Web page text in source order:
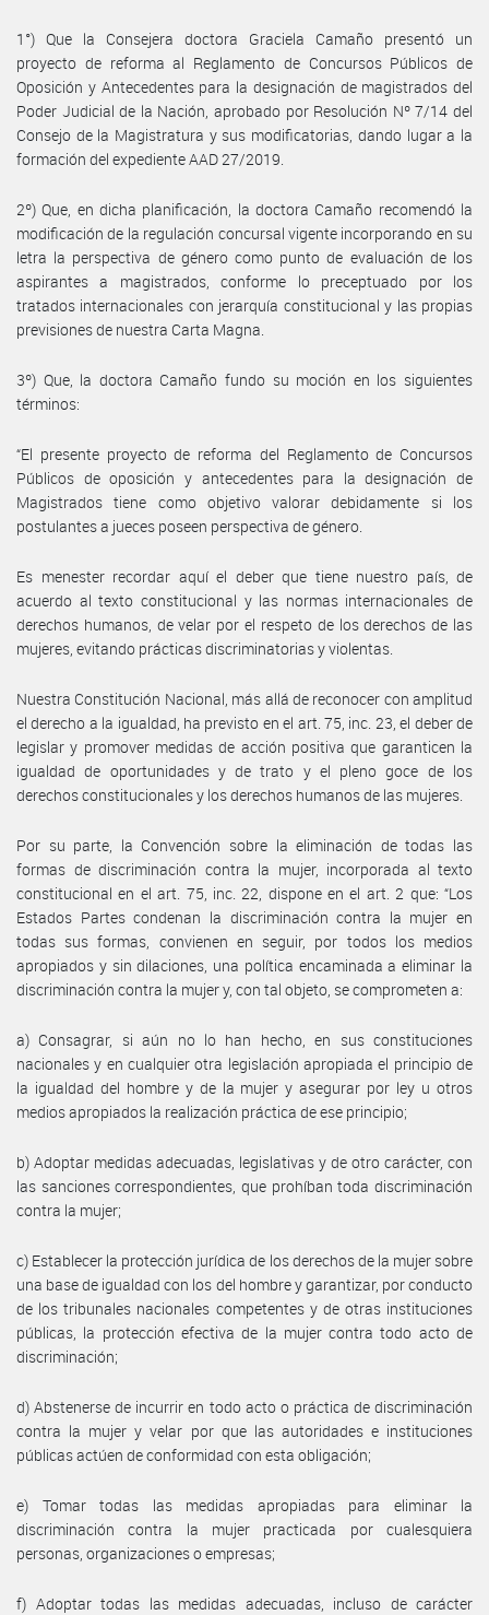
1°) Que la Consejera doctora Graciela Camaño presentó un
proyecto de reforma al Reglamento de Concursos Públicos de
Oposición y Antecedentes para la designación de magistrados del
Poder Judicial de la Nación, aprobado por Resolución Nº 7/14 del
Consejo de la Magistratura y sus modificatorias, dando lugar a la
formación del expediente AAD 27/2019.
2º) Que, en dicha planificación, la doctora Camaño recomendó la
modificación de la regulación concursal vigente incorporando en su
letra la perspectiva de género como punto de evaluación de los
aspirantes a magistrados, conforme lo preceptuado por los
tratados internacionales con jerarquía constitucional y las propias
previsiones de nuestra Carta Magna.
3º) Que, la doctora Camaño fundo su moción en los siguientes
términos:
“El presente proyecto de reforma del Reglamento de Concursos
Públicos de oposición y antecedentes para la designación de
Magistrados tiene como objetivo valorar debidamente si los
postulantes a jueces poseen perspectiva de género.
Es menester recordar aquí el deber que tiene nuestro país, de
acuerdo al texto constitucional y las normas internacionales de
derechos humanos, de velar por el respeto de los derechos de las
mujeres, evitando prácticas discriminatorias y violentas.
Nuestra Constitución Nacional, más allá de reconocer con amplitud
el derecho a la igualdad, ha previsto en el art. 75, inc. 23, el deber de
legislar y promover medidas de acción positiva que garanticen la
igualdad de oportunidades y de trato y el pleno goce de los
derechos constitucionales y los derechos humanos de las mujeres.
Por su parte, la Convención sobre la eliminación de todas las
formas de discriminación contra la mujer, incorporada al texto
constitucional en el art. 75, inc. 22, dispone en el art. 2 que: “Los
Estados Partes condenan la discriminación contra la mujer en
todas sus formas, convienen en seguir, por todos los medios
apropiados y sin dilaciones, una política encaminada a eliminar la
discriminación contra la mujer y, con tal objeto, se comprometen a:
a) Consagrar, si aún no lo han hecho, en sus constituciones
nacionales y en cualquier otra legislación apropiada el principio de
la igualdad del hombre y de la mujer y asegurar por ley u otros
medios apropiados la realización práctica de ese principio;
b) Adoptar medidas adecuadas, legislativas y de otro carácter, con
las sanciones correspondientes, que prohíban toda discriminación
contra la mujer;
c) Establecer la protección jurídica de los derechos de la mujer sobre
una base de igualdad con los del hombre y garantizar, por conducto
de los tribunales nacionales competentes y de otras instituciones
públicas, la protección efectiva de la mujer contra todo acto de
discriminación;
d) Abstenerse de incurrir en todo acto o práctica de discriminación
contra la mujer y velar por que las autoridades e instituciones
públicas actúen de conformidad con esta obligación;
e) Tomar todas las medidas apropiadas para eliminar la
discriminación contra la mujer practicada por cualesquiera
personas, organizaciones o empresas;
f) Adoptar todas las medidas adecuadas, incluso de carácter